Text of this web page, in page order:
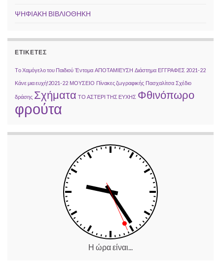
ΨΗΦΙΑΚΗ ΒΙΒΛΙΟΘΗΚΗ
ΕΤΙΚΈΤΕΣ
Tο Χαμόγελο του Παιδιού Έντομα ΑΠΟΤΑΜΙΕΥΣΗ Διάστημα ΕΓΓΡΑΦΕΣ 2021-22
Κάνε μια ευχή!2021-22 ΜΟΥΣΕΙΟ Πίνακες ζωγραφικής Πασχαλίτσα Σχέδιο
δράσης Σχήματα ΤΟ ΑΣΤΕΡΙ ΤΗΣ ΕΥΧΗΣ Φθινόπωρο
φρούτα
Η ώρα είναι...